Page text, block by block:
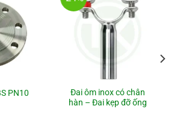
PN10
Đai ôm inox có chân
hàn – Đai kẹp đỡ ống